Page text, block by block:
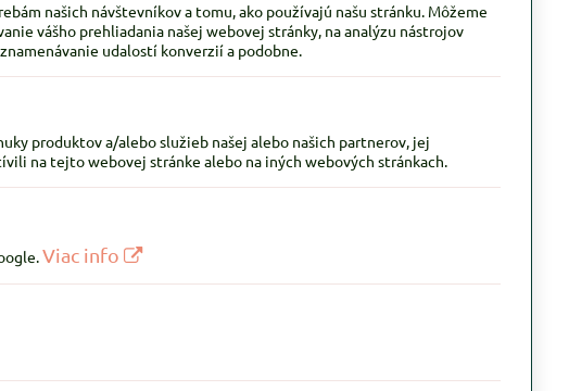
našich návštevníkov a tomu, ako používajú našu stránku. Môžeme
vášho prehliadania našej webovej stránky, na analýzu nástrojov
udalostí konverzií a podobne.
produktov a/alebo služieb našej alebo našich partnerov, jej
na tejto webovej stránke alebo na iných webových stránkach.
Viac info